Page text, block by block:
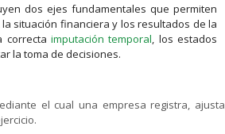
dos ejes fundamentales que permiten
situación financiera y los resultados de la
correctaimputación temporal , los estados
la toma de decisiones.
el cual una empresa registra, ajusta,